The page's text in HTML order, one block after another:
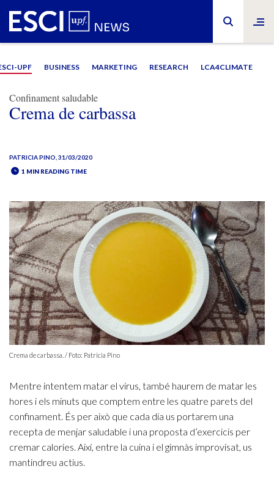
UPF BUSINESS MARKETING RESEARCH LCA4CLIMATE
Confinament saludable
Crema de carbassa
PATRICIA PINO , 31/03/2020
1 MIN READING TIME
Crema de carbassa. / Foto: Patricia Pino
Mentre intentem matar el virus, també haurem de matar les
hores i els minuts que comptem entre les quatre parets del
confinament. És per això que cada dia us portarem una
recepta de menjar saludable i una proposta d’exercicis per
cremar calories. Així, entre la cuina i el gimnàs improvisat, us
mantindreu actius.